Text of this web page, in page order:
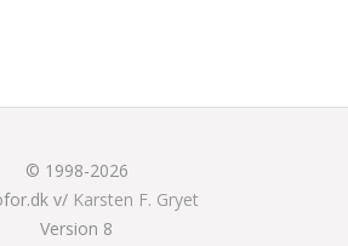
© 1998-2026
v/ Karsten F. Gryet
Version 8